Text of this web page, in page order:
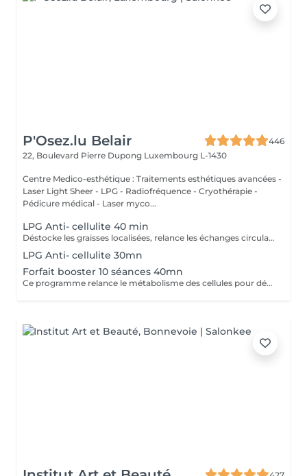
P'Osez.lu Belair
446
22, Boulevard Pierre Dupong Luxembourg L-1430
Centre Medico-esthétique : Traitements esthétiques avancées -
Laser Light Sheer - LPG - Radiofréquence - Cryothérapie -
Pédicure médical - Laser myco...
LPG Anti- cellulite 40 min
Déstocke les graisses localisées, relance les échanges circulatoires et raffermit pour retrouver une peau lisse, plus ferme et un corps plus léger. Ce soin agit sur tous types de cellulite(adipeux,aqueuse et fibreuse).
LPG Anti- cellulite 30mn
Forfait booster 10 séances 40mn
Ce programme relance le métabolisme des cellules pour déstocker les graisses résistantes, lisser la cellulite et raffermir la peau. Cure à raison de 2 soins endermologie corps par semaine pendant 5 semaines .